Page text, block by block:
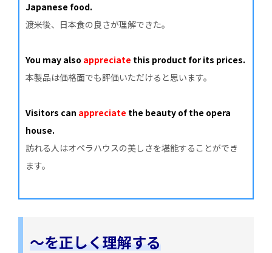
Japanese food.
渡米後、日本食の良さが理解できた。
You may also appreciate this product for its prices.
本製品は価格面でも評価いただけると思います。
Visitors can appreciate the beauty of the opera
house.
訪れる人はオペラハウスの美しさを堪能することができ
ます。
～を正しく理解する